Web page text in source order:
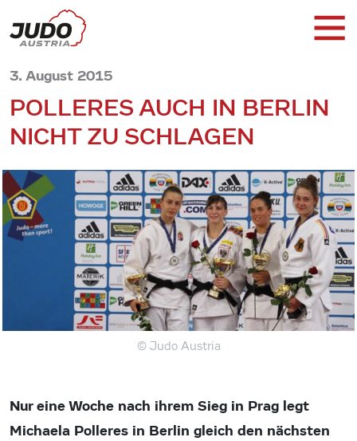
3. August 2015
POLLERES AUCH IN BERLIN
NICHT ZU SCHLAGEN
© Judo Austria
Nur eine Woche nach ihrem Sieg in Prag legt
Michaela Polleres in Berlin gleich den nächsten